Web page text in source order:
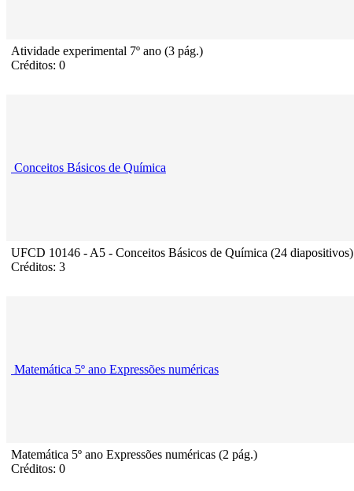
Atividade experimental 7º ano (3 pág.)
Créditos: 0
Conceitos Básicos de Química
UFCD 10146 - A5 - Conceitos Básicos de Química (24 diapositivos)
Créditos: 3
Matemática 5º ano Expressões numéricas
Matemática 5º ano Expressões numéricas (2 pág.)
Créditos: 0